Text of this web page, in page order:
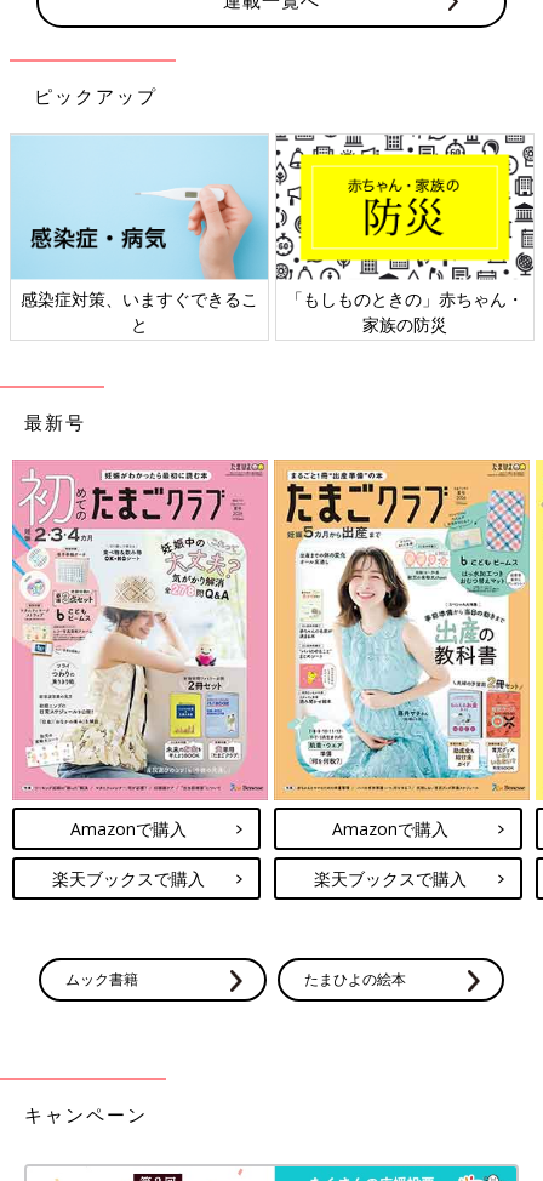
ピックアップ
染症対策、いますぐできるこ
「もしものときの」赤ちゃん・
家族の防災
最新号
Amazonで購入
楽天ブックスで購入
Amazonで購入
楽天ブックスで購入
ムック書籍 たまひよの絵本
キャンペーン